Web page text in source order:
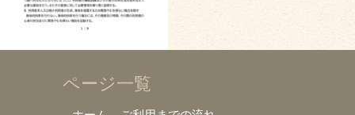
ページ一覧